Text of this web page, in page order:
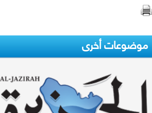
موضوعات أخرى